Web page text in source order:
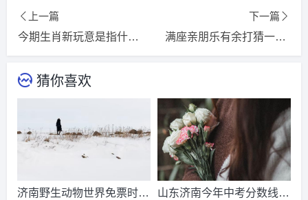
上一篇
今期生肖新玩意是指什么生肖,打一精选词语释义解释落实
下一篇
满座亲朋乐有余打猜一准确生肖，解释词语释义落实
猜你喜欢
济南野生动物世界免票时
山东济南今年中考分数线出